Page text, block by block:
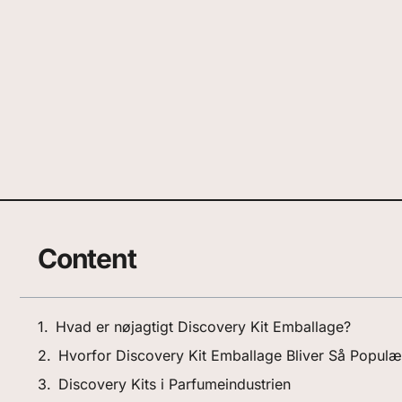
Content
Hvad er nøjagtigt Discovery Kit Emballage?
Hvorfor Discovery Kit Emballage Bliver Så
Discovery Kits i Parfumeindustrien